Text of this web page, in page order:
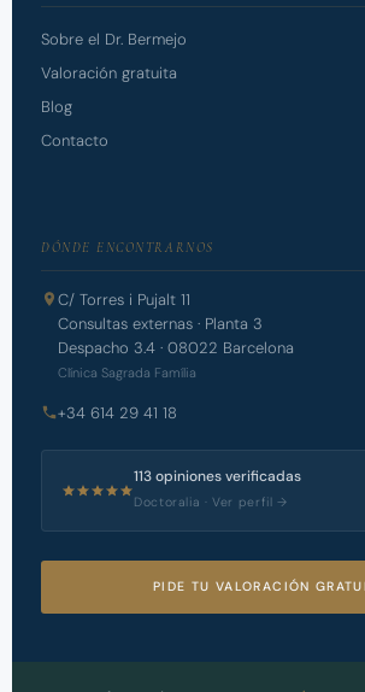
Sobre el Dr. Bermejo
Valoración gratuita
Blog
Contacto
DÓNDE ENCONTRARNOS
C/ Torres i Pujalt 11
Consultas externas · Planta 3
Despacho 3.4 · 08022 Barcelona
Clínica Sagrada Família
+34 614 29 41 18
113 opiniones verificadas
Doctoralia · Ver perfil →
PIDE TU VALORACIÓN